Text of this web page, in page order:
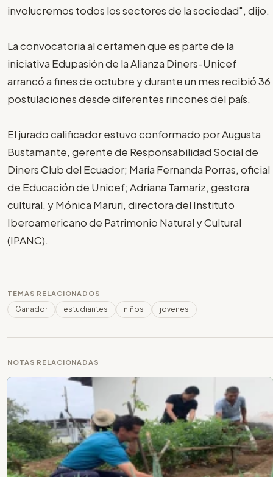
involucremos todos los sectores de la sociedad", dijo.
La convocatoria al certamen que es parte de la
iniciativa Edupasión de la Alianza Diners-Unicef
arrancó a fines de octubre y durante un mes recibió 36
postulaciones desde diferentes rincones del país.
El jurado calificador estuvo conformado por Augusta
Bustamante, gerente de Responsabilidad Social de
Diners Club del Ecuador; María Fernanda Porras, oficial
de Educación de Unicef; Adriana Tamariz, gestora
cultural, y Mónica Maruri, directora del Instituto
Iberoamericano de Patrimonio Natural y Cultural
(IPANC).
TEMAS RELACIONADOS
Ganador estudiantes niños jovenes
NOTAS RELACIONADAS